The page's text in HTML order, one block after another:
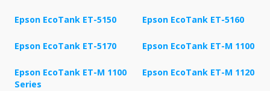
Epson EcoTank ET-5150 Epson EcoTank ET-5160
Epson EcoTank ET-5170 Epson EcoTank ET-M 1100
Epson EcoTank ET-M 1100
Series
Epson EcoTank ET-M 1120